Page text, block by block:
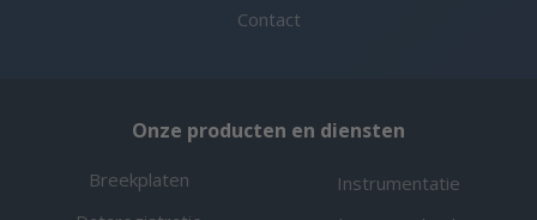
Contact
Onze producten en diensten
Breekplaten
Instrumentatie